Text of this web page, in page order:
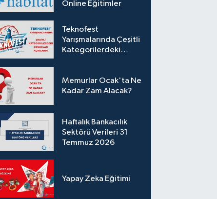
Online Eğitimler
Teknofest
Yarışmalarında Çeşitli
Kategorilerdeki
Memurlar Ocak'ta Ne
Kadar Zam Alacak?
Haftalık Bankacılık
Sektörü Verileri 31
Temmuz 2026
Yapay Zeka Eğitimi